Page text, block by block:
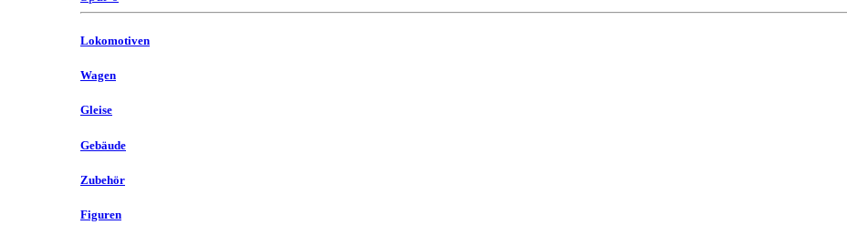
Lokomotiven
Wagen
Gleise
Gebäude
Zubehör
Figuren